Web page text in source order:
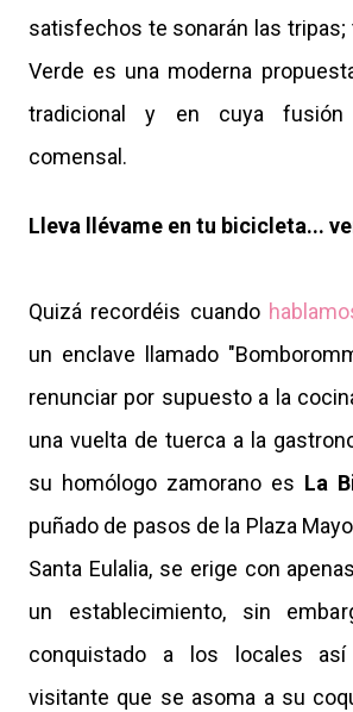
satisfechos te sonarán las tripas;
Verde es una moderna
tradicional y en cuya
comensal.
Lleva llévame en tu bicicleta...
Quizá recordéis cuando
un enclave llamado
renunciar por supuesto a la
una vuelta de tuerca a la
su homólogo zamorano es La
puñado de pasos de la Plaza
Santa Eulalia, se erige con
un establecimiento, sin
conquistado a los locales
visitante que se asoma a su